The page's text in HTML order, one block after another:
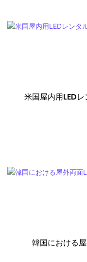
米国屋内用LED
韓国における